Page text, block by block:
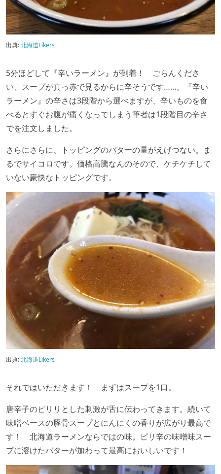
出典:北海道Likers
5分ほどして『辛いラーメン』が到着！ ごらんくださ
い、スープが真っ赤で見るからに辛そうです……。『辛い
ラーメン』の辛さは3段階から選べますが、辛いものを食
べるとすぐお腹が痛くなってしまう筆者は1段階目の辛さ
でを注文しました。
さらにさらに、トッピングのバターの量がえげつない。ま
るでサイコロです。価格高騰なんのそので、ケチケチして
いない豪快なトッピングです。
出典:北海道Likers
それではいただきます！ まずはスープを1口。
唐辛子のピリリとした刺激が舌に伝わってきます。続いて
味噌ベースの豚骨スープとにんにくの香りが広がり最高で
す！ 北海道ラーメンならではの味。ピリ辛の味噌味スー
プに溶けたバターが加わって最高においしいです！